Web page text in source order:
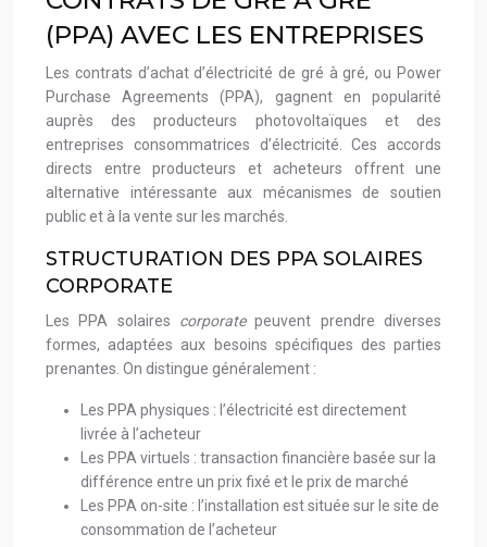
(PPA) AVEC LES ENTREPRISES
Les contrats d’achat d’électricité de gré à gré, ou Power
Purchase Agreements (PPA), gagnent en popularité
auprès des producteurs photovoltaïques et des
entreprises consommatrices d’électricité. Ces accords
directs entre producteurs et acheteurs offrent une
alternative intéressante aux mécanismes de soutien
public et à la vente sur les marchés.
STRUCTURATION DES PPA SOLAIRES
CORPORATE
Les PPA solaires corporatepeuvent prendre diverses
formes, adaptées aux besoins spécifiques des parties
prenantes. On distingue généralement :
Les PPA physiques : l’électricité est directement
livrée à l’acheteur
Les PPA virtuels : transaction financière basée sur la
différence entre un prix fixé et le prix de marché
Les PPA on-site : l’installation est située sur le site de
consommation de l’acheteur